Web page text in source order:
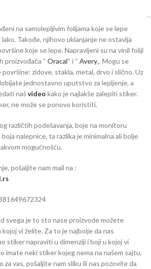
na samolepljivim folijama koje se lepe
Takođe, njihovo uklanjanje ne ostavlja
koje se lepe. Napravljeni su na vinil foliji
proizvođača “ Oracal“ i “ Avery„. Mogu se
zidove, stakla, metal, drvo i slično. Uz
jednostavno uputstvo za lepljenje, a
našvideo kako je najlakše zalepiti stiker.
ne može se ponovo koristiti.
različtih podešavanja, boje na monitoru
nalepnice, ta razlika je minimalna ali bolje
mogućnošću.
pošaljite nam mail na :
svega je to sto nase proizvode možete
vi želite. Za to je najbolje da nas
stiker napraviti u dimenziji i boji u kojoj vi
imate neki stiker kojeg nema na našem sajtu,
za vas, pošaljite nam sliku ili nas pozovite da